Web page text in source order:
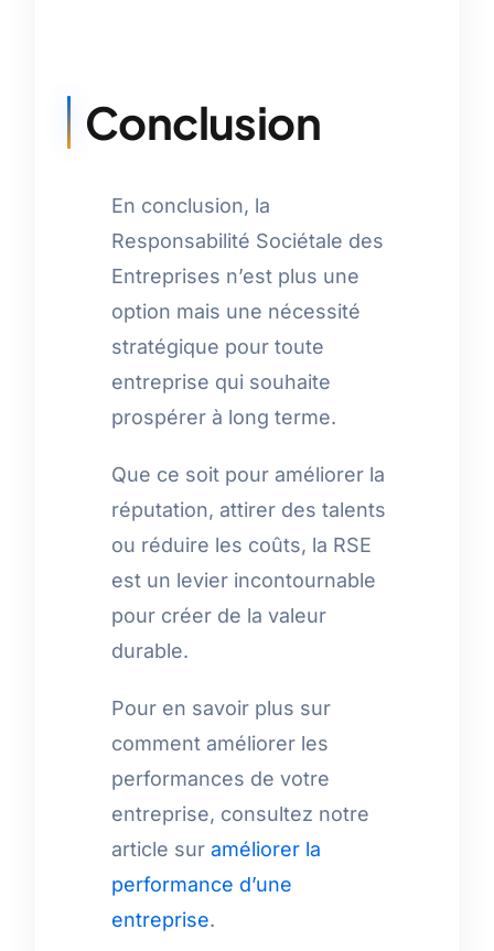
Conclusion
En conclusion, la
Responsabilité Sociétale des
Entreprises n’est plus une
option mais une nécessité
stratégique pour toute
entreprise qui souhaite
prospérer à long terme.
Que ce soit pour améliorer la
réputation, attirer des talents
ou réduire les coûts, la RSE
est un levier incontournable
pour créer de la valeur
durable.
Pour en savoir plus sur
comment améliorer les
performances de votre
entreprise, consultez notre
article sur améliorer la
performance d’une
entreprise.